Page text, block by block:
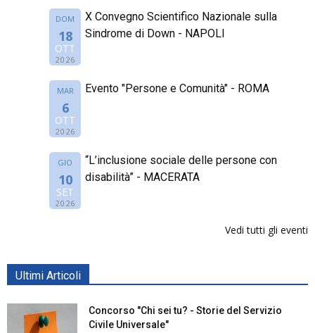
DOM
18
OTT
2026
X Convegno Scientifico Nazionale sulla
Sindrome di Down - NAPOLI
MAR
6
OTT
2026
Evento "Persone e Comunità" - ROMA
GIO
10
SET
2026
“L’inclusione sociale delle persone con
disabilità” - MACERATA
Vedi tutti gli eventi
Ultimi Articoli
Concorso "Chi sei tu? - Storie del Servizio
Civile Universale"